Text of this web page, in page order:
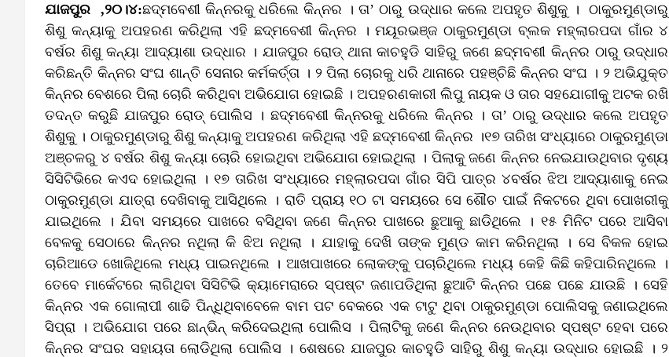
ଯାଜପୁର ,୨୦।୪:ଛଦ୍ମବେଶୀ କିନ୍ନରକୁ ଧରିଲେ କିନ୍ନର । ତା’ ଠାରୁ ଉଦ୍ଧାର କଲେ ଅପହୃତ ଶିଶୁକୁ । ଠାକୁରମୁଣ୍ଡାରୁ
ଶିଶୁ କନ୍ୟାକୁ ଅପହରଣ କରିଥିଲା ଏହି ଛଦ୍ମବେଶୀ କିନ୍ନର । ମୟୂରଭଞ୍ଜ ଠାକୁରମୁଣ୍ଡା ବ୍ଲକ ମହ୍ଲାରପଦା ଗାଁର ୪
ବର୍ଷର ଶିଶୁ କନ୍ୟା ଆଦ୍ୟାଶା ଉଦ୍ଧାର । ଯାଜପୁର ରୋଡ୍‌ ଥାନା କାଚହୁଡି ସାହିରୁ ଜଣେ ଛଦ୍ମବଶୀ କିନ୍ନର ଠାରୁ ଉଦ୍ଧାର
କରିଛନ୍ତି କିନ୍ନର ସଂଘ ଶାନ୍ତି ସେନାର କର୍ମକର୍ତ୍ତା । ୨ ପିଲା ଚୋରକୁ ଧରି ଥାନାରେ ପହଞ୍ଚିଛି କିନ୍ନର ସଂଘ । ୨ ଅଭିଯୁକ୍ତ
କିନ୍ନର ବେଶରେ ପିଲା ଚୋରି କରିଥିବା ଅଭିଯୋଗ ହୋଇଛି । ଅପହରଣକାରୀ ଲିପୁ ନାୟକ ଓ ତାର ସହଯୋଗୀକୁ ଅଟକ ରଖି
ତଦନ୍ତ କରୁଛି ଯାଜପୁର ରୋଡ୍‌ ପୋଲିସ । ଛଦ୍ମବେଶୀ କିନ୍ନରକୁ ଧରିଲେ କିନ୍ନର । ତା’ ଠାରୁ ଉଦ୍ଧାର କଲେ ଅପହୃତ
ଶିଶୁକୁ । ଠାକୁରମୁଣ୍ଡାରୁ ଶିଶୁ କନ୍ୟାକୁ ଅପହରଣ କରିଥିଲା ଏହି ଛଦ୍ମବେଶୀ କିନ୍ନର ।୧୭ ତାରିଖ ସଂଧ୍ୟାରେ ଠାକୁରମୁଣ୍ଡା
ଅଞ୍ଚଳରୁ ୪ ବର୍ଷର ଶିଶୁ କନ୍ୟା ଚୋରି ହୋଇଥିବା ଅଭିଯୋଗ ହୋଇଥିଲା । ପିଲାକୁ ଜଣେ କିନ୍ନର ନେଇଯାଉଥିବାର ଦୃଶ୍ୟ
ସିସିଟିଭିରେ କଏଦ ହୋଇଥିଲା । ୧୭ ତାରିଖ ସଂଧ୍ୟାରେ ମହ୍ଲାରପଦା ଗାଁର ସିପି ପାତ୍ର ୪ବର୍ଷର ଝିଅ ଆଦ୍ୟାଶାକୁ ନେଇ
ଠାକୁରମୁଣ୍ଡା ଯାତ୍ରା ଦେଖିବାକୁ ଆସିଥିଲେ । ରାତି ପ୍ରାୟ ୧୦ ଟା ସମୟରେ ସେ ଶୌଚ ପାଇଁ ନିକଟରେ ଥିବା ପୋଖରୀକୁ
ଯାଇଥିଲେ । ଯିବା ସମୟରେ ପାଖରେ ବସିଥିବା ଜଣେ କିନ୍ନର ପାଖରେ ଛୁଆକୁ ଛାଡିଥିଲେ । ୧୫ ମିନିଟ ପରେ ଆସିବା
ବେଳକୁ ସେଠାରେ କିନ୍ନର ନଥିଲା କି ଝିଅ ନଥିଲା । ଯାହାକୁ ଦେଖି ତାଙ୍କ ମୁଣ୍ଡ କାମ କରିନଥିଲା । ସେ ବିକଳ ହୋଇ
ଚାରିଆଡେ ଖୋଜିଥିଲେ ମଧ୍ୟ ପାଇନଥିଲେ । ଆଖପାଖରେ ଲୋକଙ୍କୁ ପଚାରିଥିଲେ ମଧ୍ୟ କେହି କିଛି କହିପାରିନଥିଲେ ।
ତେବେ ମାର୍କେଟରେ ଲାଗିଥିବା ସିସିଟିଭି କ୍ୟାମେରାରେ ସ୍ପଷ୍ଟ ଜଣାପଡିଥିଲା ଛୁଆଟି କିନ୍ନର ପଛେ ପଛେ ଯାଉଛି । ସେହି
କିନ୍ନର ଏକ ଗୋଲାପୀ ଶାଢି ପିନ୍ଧିଥିବାବେଳେ ବାମ ପଟ ବେକରେ ଏକ ଟାଟୁ ଥିବା ଠାକୁରମୁଣ୍ଡା ପୋଲିସକୁ ଜଣାଇଥିଲେ
ସିପ୍ରା । ଅଭିଯୋଗ ପରେ ଛାନ୍‌ଭିନ୍‌ କରିଦେଇଥିଲା ପୋଲିସ । ପିଲାଟିକୁ ଜଣେ କିନ୍ନର ନେଉଥିବାର ସ୍ପଷ୍ଟ ହେବା ପରେ
କିନ୍ନର ସଂଘର ସହାୟତା ଲୋଡିଥିଲା ପୋଲିସ । ଶେଷରେ ଯାଜପୁର କାଚହୁଡି ସାହିରୁ ଶିଶୁ କନ୍ୟା ଉଦ୍ଧାର ହୋଇଛି । ୨